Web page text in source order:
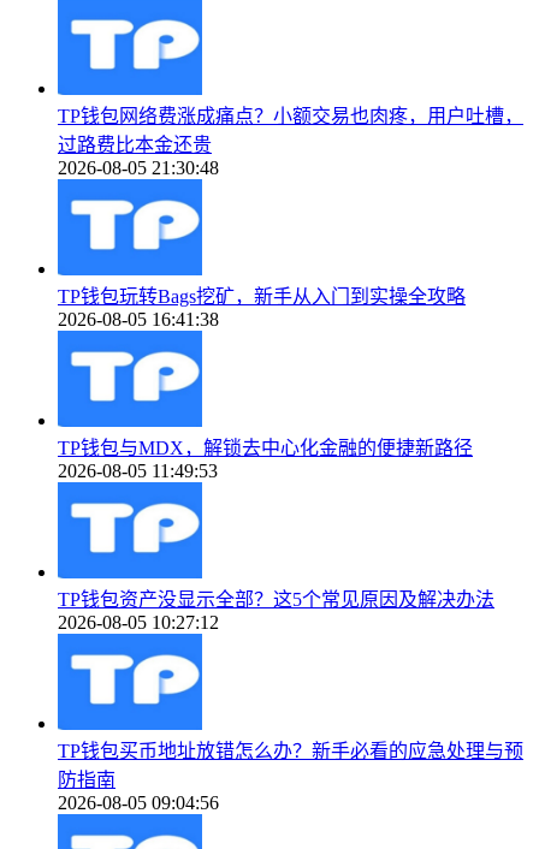
TP钱包网络费涨成痛点？小额交易也肉疼，用户吐槽，
过路费比本金还贵
2026-08-05 21:30:48
TP钱包玩转Bags挖矿，新手从入门到实操全攻略
2026-08-05 16:41:38
TP钱包与MDX，解锁去中心化金融的便捷新路径
2026-08-05 11:49:53
TP钱包资产没显示全部？这5个常见原因及解决办法
2026-08-05 10:27:12
TP钱包买币地址放错怎么办？新手必看的应急处理与预
防指南
2026-08-05 09:04:56